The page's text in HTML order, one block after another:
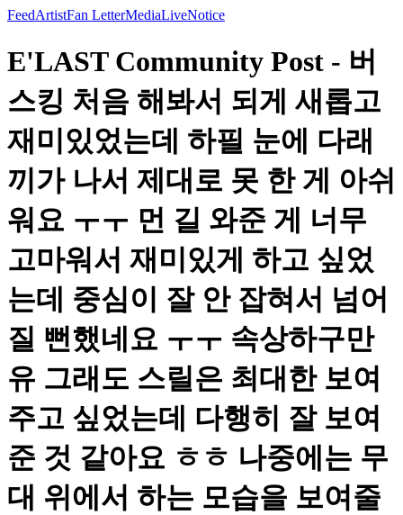
FeedArtistFan LetterMediaLiveNotice
E'LAST Community Post - 버
스킹 처음 해봐서 되게 새롭고
재미있었는데 하필 눈에 다래
끼가 나서 제대로 못 한 게 아쉬
워요 ㅜㅜ 먼 길 와준 게 너무
고마워서 재미있게 하고 싶었
는데 중심이 잘 안 잡혀서 넘어
질 뻔했네요 ㅜㅜ 속상하구만
유 그래도 스릴은 최대한 보여
주고 싶었는데 다행히 잘 보여
준 것 같아요 ㅎㅎ 나중에는 무
대 위에서 하는 모습을 보여줄